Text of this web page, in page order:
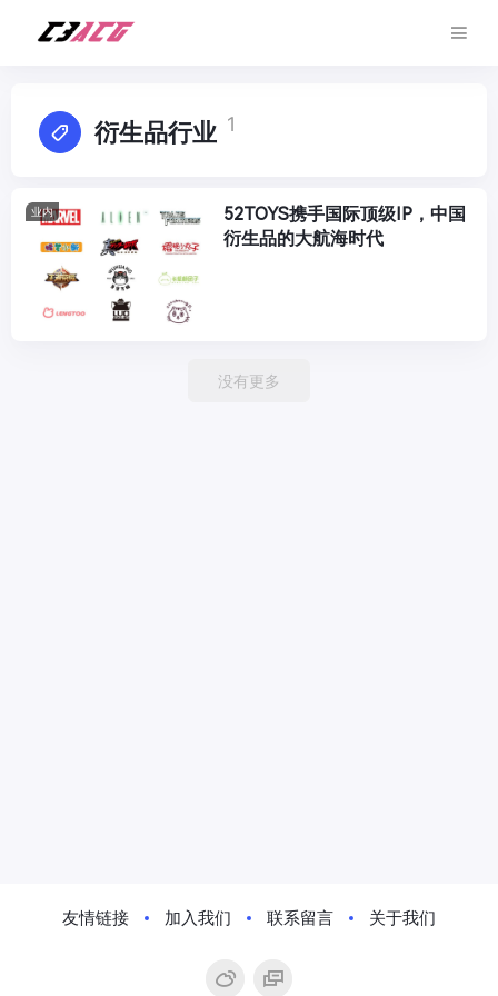
衍生品行业 1
业内
52TOYS携手国际顶级IP，中国
衍生品的大航海时代
没有更多
友情链接 加入我们 联系留言 关于我们